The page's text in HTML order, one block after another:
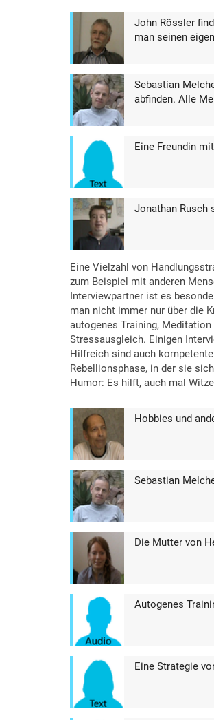
John Rössler
man seinen
Sebastian
abfinden. Alle
Eine Freundin
Jonathan Rusch
Eine Vielzahl von
zum Beispiel mit anderen
Interviewpartner ist es
man nicht immer nur über die
autogenes Training,
Stressausgleich. Einigen
Hilfreich sind auch
Rebellionsphase, in der sie
Humor: Es hilft, auch mal
Hobbies und
Sebastian
Die Mutter von
Autogenes
Eine Strategie